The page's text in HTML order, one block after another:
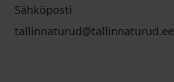
Sähköposti
tallinnaturud@tallinnaturud.ee